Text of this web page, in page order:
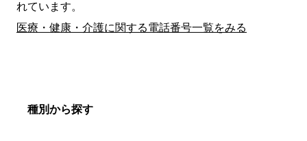
れています。
医療・健康・介護に関する電話番号一覧をみる
種別から探す